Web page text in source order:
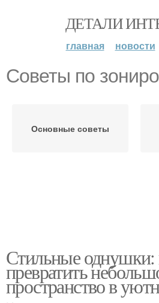
ДЕТАЛИ
главная новости
Советы по
Основные советы
Стильные однушки:
превратить
пространство в